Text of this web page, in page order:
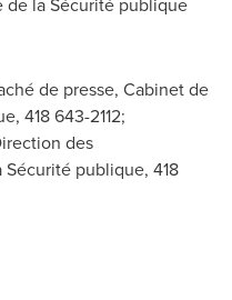
de presse, Cabinet de
418 643-2112;
des
publique, 418